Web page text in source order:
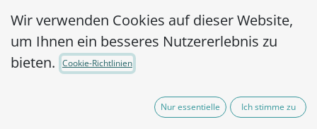
Saccharomyces
cerevisiae WDCM
MSS1010010
Wir verwenden Cookies auf dieser Website,
um Ihnen ein besseres Nutzererlebnis zu
bieten.
Cookie-Richtlinien
Nur essentielle Ich stimme zu